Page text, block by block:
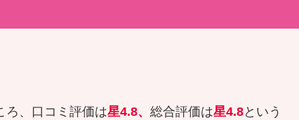
ろ、口コミ評価は星4.8、総合評価は星4.8という